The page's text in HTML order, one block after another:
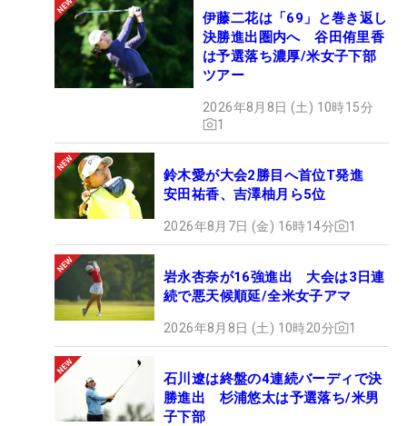
伊藤二花は「69」と巻き返し
決勝進出圏内へ 谷田侑里香
は予選落ち濃厚/米女子下部
ツアー
2026年8月8日 (土) 10時15分
1
鈴木愛が大会2勝目へ首位T発進
安田祐香、吉澤柚月ら5位
2026年8月7日 (金) 16時14分 1
岩永杏奈が16強進出 大会は3日連
続で悪天候順延/全米女子アマ
2026年8月8日 (土) 10時20分 1
石川遼は終盤の4連続バーディで決
勝進出 杉浦悠太は予選落ち/米男
子下部